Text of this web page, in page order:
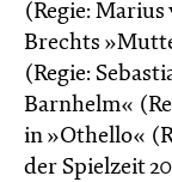
(Regie:
Brechts
(Regie:
Barnhelm«
in »Othello«
der Spielzeit